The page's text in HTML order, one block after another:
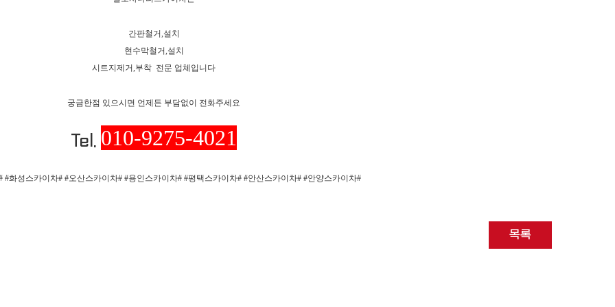
간판철거,설치
현수막철거,설치
시트지제거,부착 전문 업체입니다
궁금한점 있으시면 언제든 부담없이 전화주세요
Tel. 010-9275-4021
#화성스카이차# #오산스카이차# #용인스카이차# #평택스카이차# #안산스카이차# #안양스카이차#
목록